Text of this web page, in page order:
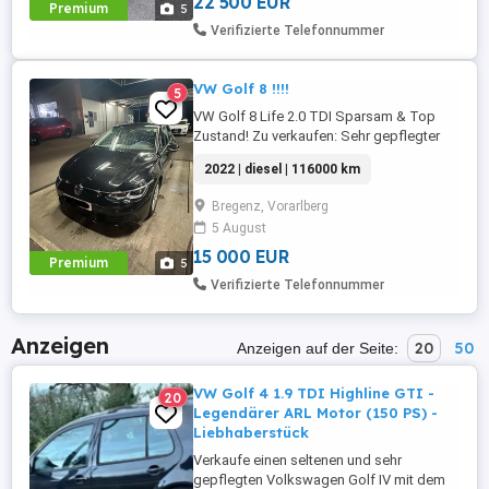
Premium 5
Verifizierte Telefonnummer
Premium 5
5 VW Golf 8 !!!!
VW Golf 8 Life 2.0 TDI Sparsam & Top
Zustand! Zu verkaufen: Sehr gepflegter
manuellem Getriebe ideal für Pendler und
Alltag. Eckdaten: * Kilometer: ca. 116 000
km (wird noch gefahren) * Motor: 2.0 TDI
Diesel sehr sparsam & zuverlässig *
Getriebe: Manuell * ...
2022 | diesel | 116000 km
Bregenz, Vorarlberg
5 August
15 000 EUR
Verifizierte Telefonnummer
Anzeigen Anzeigen auf der Seite: 20 50
20
VW Golf 4 1.9 TDI Highline GTI -
Legendärer ARL Motor (150 PS) -
Liebhaberstück
Verkaufe einen seltenen und sehr
gepflegten Volkswagen Golf IV mit dem